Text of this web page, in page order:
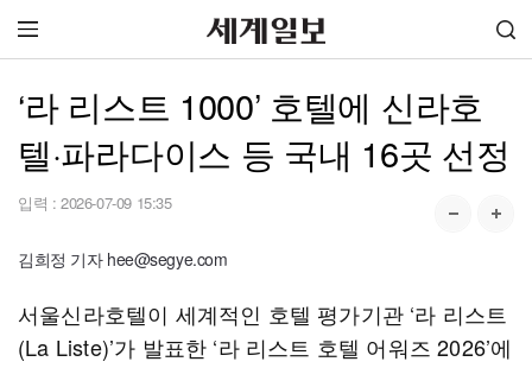
‘라 리스트 1000’ 호텔에 신라호
텔·파라다이스 등 국내 16곳 선정
입력 : 2026-07-09 15:35
김희정 기자 hee@segye.com
서울신라호텔이 세계적인 호텔 평가기관 ‘라 리스트
(La Liste)’가 발표한 ‘라 리스트 호텔 어워즈 2026’에